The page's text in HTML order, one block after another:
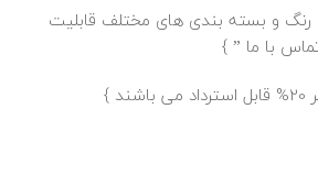
و رنگ و بسته بندی های مختلف قابلیت
با ما ” }
}